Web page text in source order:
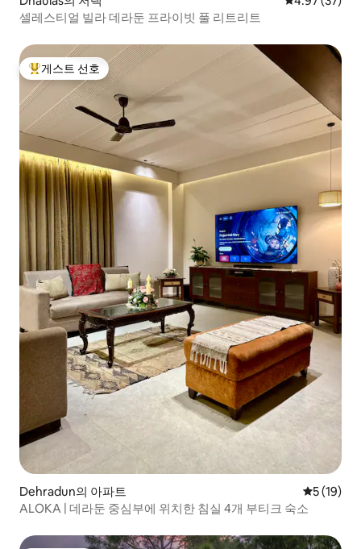
셀레스티얼 빌라 데라둔 프라이빗 풀 리트리트
상위 게스트 선호
게스트 선호
Dehradun의 아파트 평점 5점
5 (19)
ALOKA | 데라둔 중심부에 위치한 침실 4개 부티크 숙소